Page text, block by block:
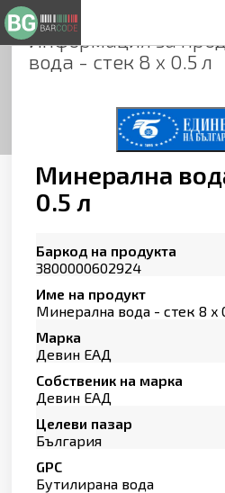
Информация за
вода - стек 8 x 0.5 л
Минерална
0.5 л
Баркод на продукта
3800000602924
Име на продукт
Минерална вода - стек 8 x
Марка
Девин ЕАД
Собственик на марка
Девин ЕАД
Целеви пазар
България
GPC
Бутилирана вода
Общи
Декларация за
Заснемане на